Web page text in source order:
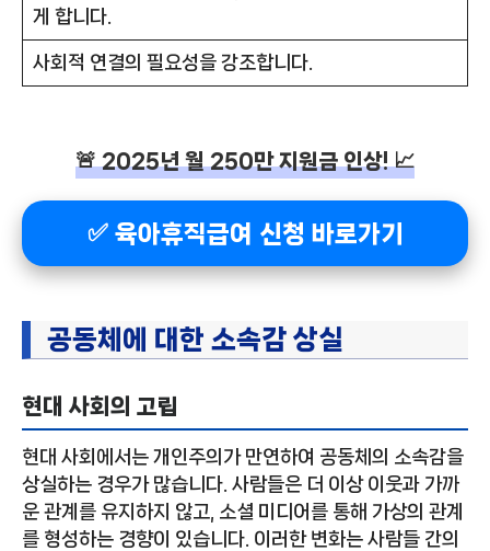
게 합니다.
사회적 연결의 필요성을 강조합니다.
🚨 2025년 월 250만 지원금 인상! 📈
✅ 육아휴직급여 신청 바로가기
공동체에 대한 소속감 상실
현대 사회의 고립
현대 사회에서는 개인주의가 만연하여 공동체의 소속감을
상실하는 경우가 많습니다. 사람들은 더 이상 이웃과 가까
운 관계를 유지하지 않고, 소셜 미디어를 통해 가상의 관계
를 형성하는 경향이 있습니다. 이러한 변화는 사람들 간의